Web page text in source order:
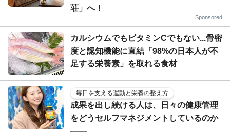
荘」へ！
Sponsored
カルシウムでもビタミンCでもない...骨密
度と認知機能に直結「98%の日本人が不
足する栄養素」を取れる食材
毎日を支える運動と栄養の整え方
成果を出し続ける人は、日々の健康管理
をどうセルフマネジメントしているのか
——